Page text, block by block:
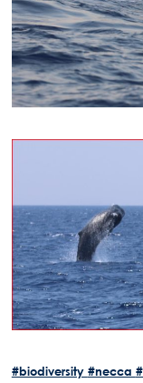
#biodiversity #necca